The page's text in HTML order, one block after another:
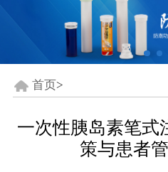
首页>
一次性胰岛素笔式
策与患者